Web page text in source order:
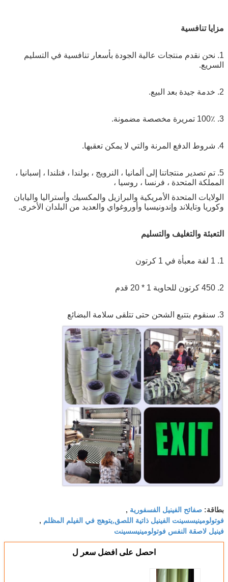
مزايا تنافسية
1. نحن نقدم منتجات عالية الجودة بأسعار تنافسية في التسليم
السريع.
2. خدمة جيدة بعد البيع.
3. 100٪ تمريرة مخصصة مضمونة.
4. شروط الدفع المرنة والتي لا يمكن تعقبها.
5. تم تصدير منتجاتنا إلى ألمانيا ، النرويج ، بولندا ، فنلندا ، إسبانيا ،
المملكة المتحدة ، فرنسا ، روسيا ،
الولايات المتحدة الأمريكية والبرازيل والمكسيك وأستراليا واليابان
وكوريا وتايلاند وإندونيسيا وأوروغواي والعديد من البلدان الأخرى.
التعبئة والتغليف والتسليم
1. 1 لفة معبأة في 1 كرتون
2. 450 كرتون للحاوية 1 * 20 قدم
3. سنقوم بتتبع الشحن حتى تتلقى سلامة البضائع
بطاقة: صفائح الفينيل الفسفورية ,
فوتولومينيسسينت الفينيل ذاتية اللصق,يتوهج في الفيلم المظلم ,
فينيل لاصقة النفس فوتولومينيسسينت
احصل على افضل سعر ل